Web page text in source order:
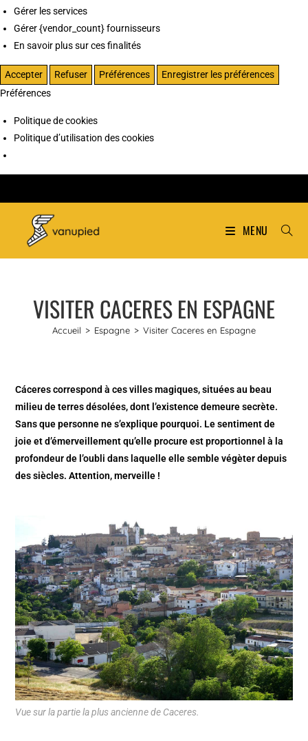
Gérer les services
Gérer {vendor_count} fournisseurs
En savoir plus sur ces finalités
Accepter Refuser Préférences
Enregistrer les préférences
Préférences
Politique de cookies
Politique d’utilisation des cookies
MENU
VISITER CACERES EN ESPAGNE
Accueil > Espagne > Visiter Caceres en Espagne
Cáceres correspond à ces villes magiques, situées au beau
milieu de terres désolées, dont l’existence demeure secrète.
Sans que personne ne s’explique pourquoi. Le sentiment de
joie et d’émerveillement qu’elle procure est proportionnel à la
profondeur de l’oubli dans laquelle elle semble végèter depuis
des siècles. Attention, merveille !
Vue sur la partie la plus ancienne de Caceres.